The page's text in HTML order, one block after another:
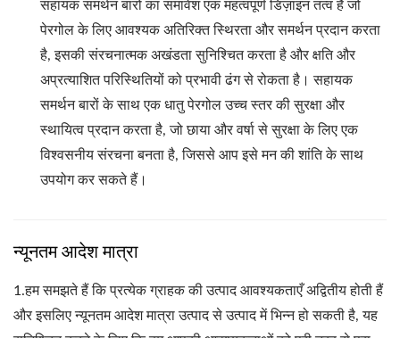
सहायक समर्थन बारों का समावेश एक महत्वपूर्ण डिज़ाइन तत्व है जो
पेरगोल के लिए आवश्यक अतिरिक्त स्थिरता और समर्थन प्रदान करता
है, इसकी संरचनात्मक अखंडता सुनिश्चित करता है और क्षति और
अप्रत्याशित परिस्थितियों को प्रभावी ढंग से रोकता है। सहायक
समर्थन बारों के साथ एक धातु पेरगोल उच्च स्तर की सुरक्षा और
स्थायित्व प्रदान करता है, जो छाया और वर्षा से सुरक्षा के लिए एक
विश्वसनीय संरचना बनता है, जिससे आप इसे मन की शांति के साथ
उपयोग कर सकते हैं।
न्यूनतम आदेश मात्रा
1.हम समझते हैं कि प्रत्येक ग्राहक की उत्पाद आवश्यकताएँ अद्वितीय होती हैं
और इसलिए न्यूनतम आदेश मात्रा उत्पाद से उत्पाद में भिन्न हो सकती है, यह